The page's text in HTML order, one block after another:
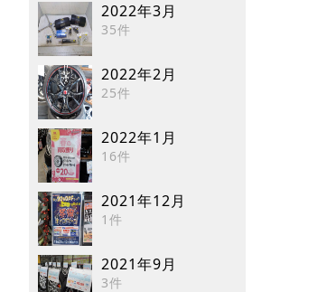
2022年3月
35件
2022年2月
25件
2022年1月
16件
2021年12月
1件
2021年9月
3件